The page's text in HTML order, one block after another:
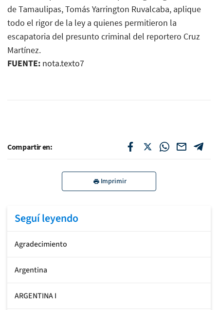
de Tamaulipas, Tomás Yarrington Ruvalcaba, aplique
todo el rigor de la ley a quienes permitieron la
escapatoria del presunto criminal del reportero Cruz
Martínez.
FUENTE: nota.texto7
Compartir en:
Imprimir
Seguí leyendo
Agradecimiento
Argentina
ARGENTINA I